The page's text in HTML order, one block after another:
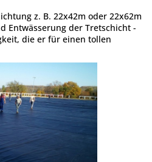
z. B. 22x42m oder 22x62m
Entwässerung der Tretschicht -
die er für einen tollen